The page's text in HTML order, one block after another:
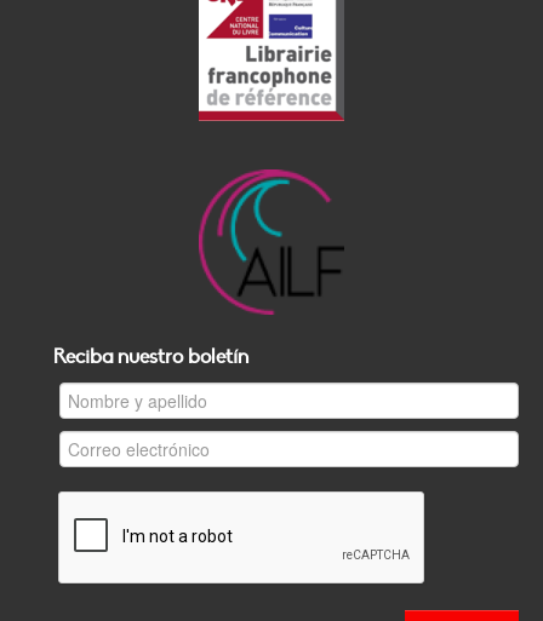
Reciba nuestro boletín